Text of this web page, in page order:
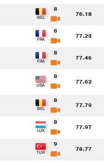
8
76.18
8
77.23
8
77.46
8
77.62
8
77.79
8
77.97
9
78.77